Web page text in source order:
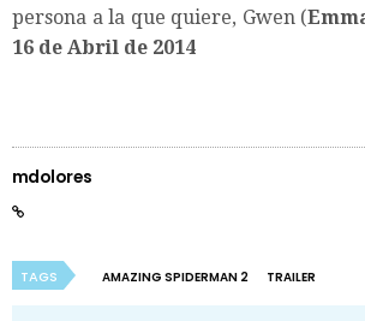
persona a la que quiere, Gwen (
16 de Abril de 2014
mdolores
TAGS AMAZING SPIDERMAN 2 TRAILER